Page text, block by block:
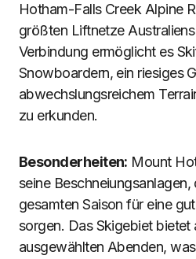
Hotham-Falls Creek Alpine
größten Liftnetze
Verbindung ermöglicht es
Snowboardern, ein riesiges
abwechslungsreichem
zu erkunden.
Besonderheiten: Mount
seine
gesamten Saison für eine
sorgen. Das Skigebiet
ausgewählten Abenden,